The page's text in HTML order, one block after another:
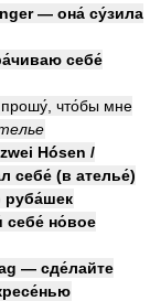
— она́ су́зила
себе́
что́бы мне
Hósen /
себе́ (в ателье́)
руба́шек
себе́ но́вое
— сде́лайте